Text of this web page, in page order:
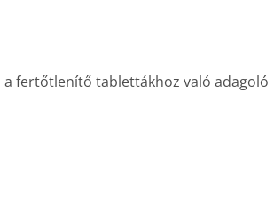
a fertőtlenítő tablettákhoz való adagoló